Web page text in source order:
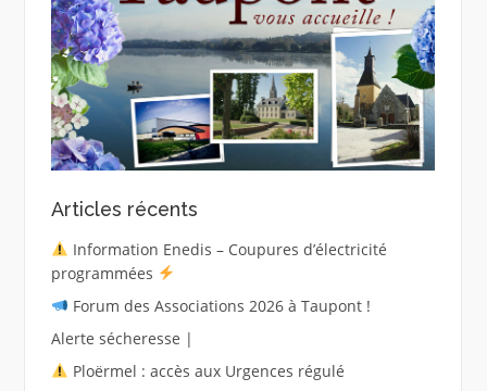
Articles récents
Information Enedis – Coupures d’électricité
programmées
Forum des Associations 2026 à Taupont !
Alerte sécheresse |
Ploërmel : accès aux Urgences régulé